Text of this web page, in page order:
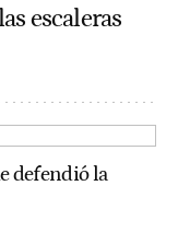
escaleras
defendió la